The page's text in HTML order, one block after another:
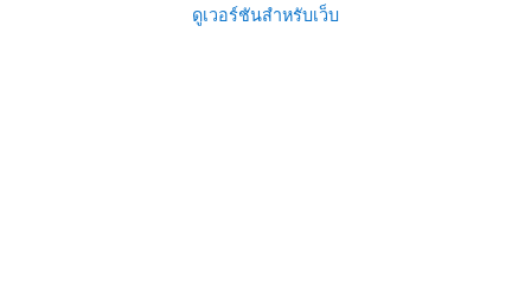
ดูเวอร์ชันสำหรับเว็บ